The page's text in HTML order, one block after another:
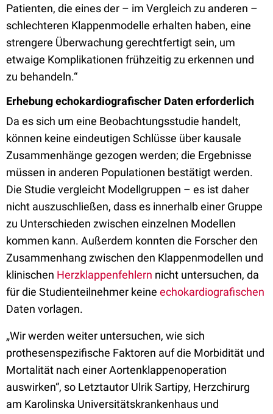
Patienten, die eines der – im Vergleich zu anderen –
schlechteren Klappenmodelle erhalten haben, eine
strengere Überwachung gerechtfertigt sein, um
etwaige Komplikationen frühzeitig zu erkennen und
zu behandeln.“
Erhebung echokardiografischer Daten erforderlich
Da es sich um eine Beobachtungsstudie handelt,
können keine eindeutigen Schlüsse über kausale
Zusammenhänge gezogen werden; die Ergebnisse
müssen in anderen Populationen bestätigt werden.
Die Studie vergleicht Modellgruppen – es ist daher
nicht auszuschließen, dass es innerhalb einer Gruppe
zu Unterschieden zwischen einzelnen Modellen
kommen kann. Außerdem konnten die Forscher den
Zusammenhang zwischen den Klappenmodellen und
klinischen Herzklappenfehlern nicht untersuchen, da
für die Studienteilnehmer keine echokardiografischen
Daten vorlagen.
„Wir werden weiter untersuchen, wie sich
prothesenspezifische Faktoren auf die Morbidität und
Mortalität nach einer Aortenklappenoperation
auswirken“, so Letztautor Ulrik Sartipy, Herzchirurg
am Karolinska Universitätskrankenhaus und